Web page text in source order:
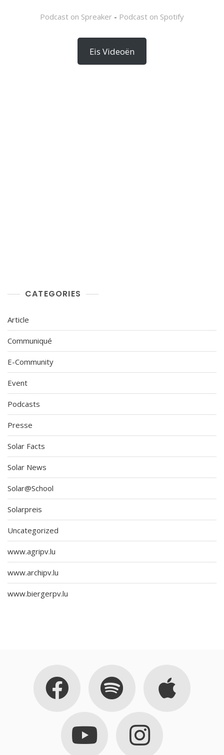
Podcast on Spreaker - Podcast on Spotify
Eis Videoën
CATEGORIES
Article
Communiqué
E-Community
Event
Podcasts
Presse
Solar Facts
Solar News
Solar@School
Solarpreis
Uncategorized
www.agripv.lu
www.archipv.lu
www.biergerpv.lu